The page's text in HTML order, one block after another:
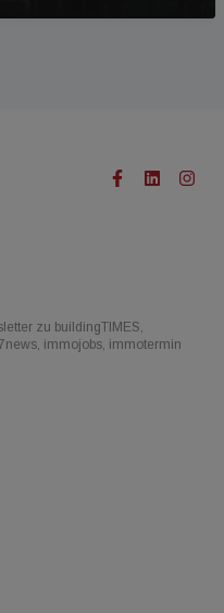
zu buildingTIMES,
immojobs, immotermin